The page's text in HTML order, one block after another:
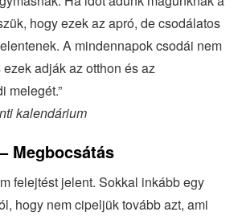
hogy ezek az apró, de csodálatos
A mindennapok csodái nem
adják az otthon és az
melegét.”
kalendárium
Megbocsátás
felejtést jelent. Sokkal inkább egy
hogy nem cipeljük tovább azt, ami